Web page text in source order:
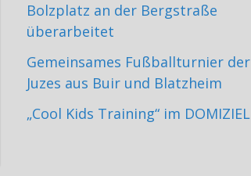
Bolzplatz an der Bergstraße
überarbeitet
Gemeinsames Fußballturnier der
Juzes aus Buir und Blatzheim
„Cool Kids Training“ im DOMIZIEL